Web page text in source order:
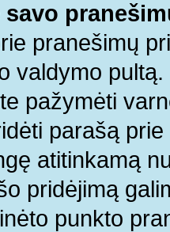
savo
pranešimų
valdymo
pažymėti
parašą
atitinkamą
pridėjimą
punkto